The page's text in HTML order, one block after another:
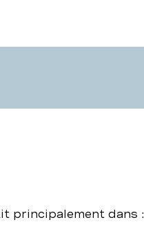
principalement dans :